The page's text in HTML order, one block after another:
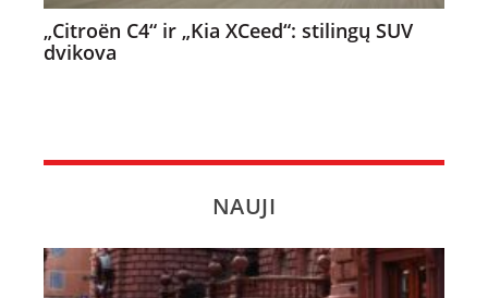
„Citroën C4“ ir „Kia XCeed“: stilingų SUV
dvikova
NAUJI